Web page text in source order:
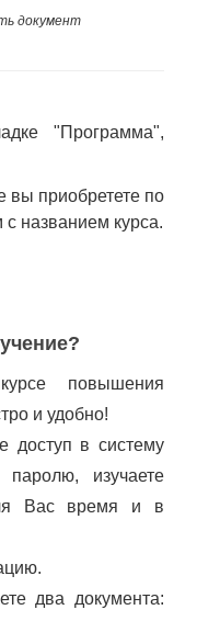
документ
"Программа",
вы приобретете по
названием курса.
повышения
и удобно!
доступ в систему
изучаете
Вас время и в
два документа: